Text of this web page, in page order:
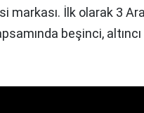
markası. İlk olarak 3
beşinci,